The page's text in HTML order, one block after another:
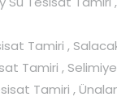
Tamiri ,
Tamiri ,
Tamiri ,